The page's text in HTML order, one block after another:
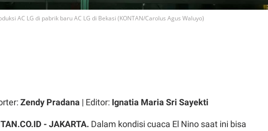
AC LG di pabrik baru AC LG di Bekasi (KONTAN/Carolus Agus Waluyo)
Zendy Pradana | Editor: Ignatia Maria Sri Sayekti
- JAKARTA. Dalam kondisi cuaca El Nino saat ini bisa